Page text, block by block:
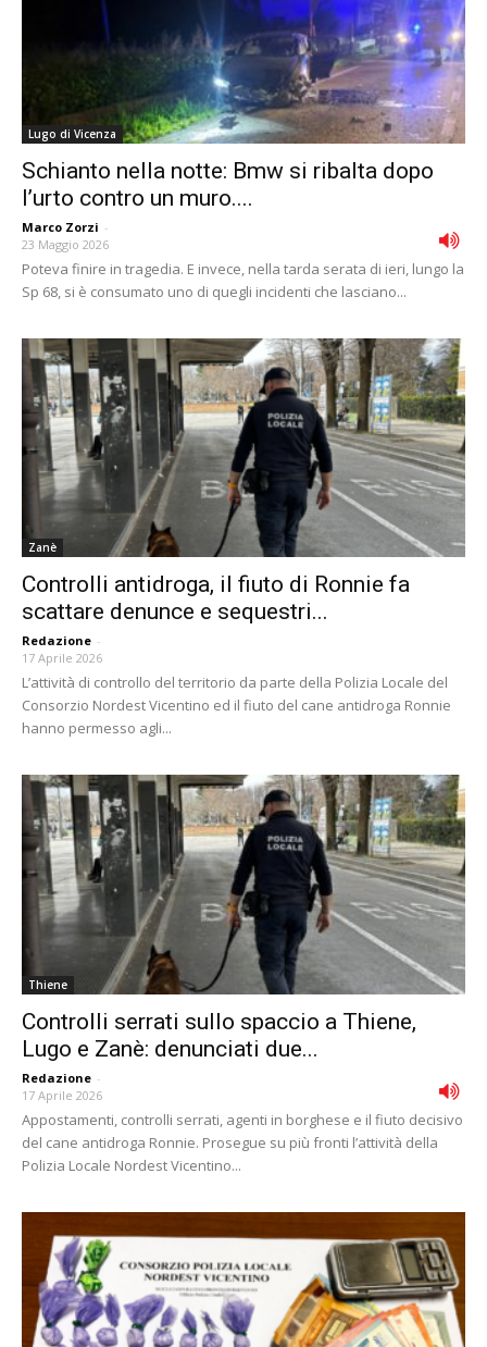
Lugo di Vicenza
Schianto nella notte: Bmw si ribalta dopo
l’urto contro un muro....
Marco Zorzi -
23 Maggio 2026
Poteva finire in tragedia. E invece, nella tarda serata di ieri, lungo la
Sp 68, si è consumato uno di quegli incidenti che lasciano...
Zanè
Controlli antidroga, il fiuto di Ronnie fa
scattare denunce e sequestri...
Redazione -
17 Aprile 2026
L’attività di controllo del territorio da parte della Polizia Locale del
Consorzio Nordest Vicentino ed il fiuto del cane antidroga Ronnie
hanno permesso agli...
Thiene
Controlli serrati sullo spaccio a Thiene,
Lugo e Zanè: denunciati due...
Redazione -
17 Aprile 2026
Appostamenti, controlli serrati, agenti in borghese e il fiuto decisivo
del cane antidroga Ronnie. Prosegue su più fronti l’attività della
Polizia Locale Nordest Vicentino...